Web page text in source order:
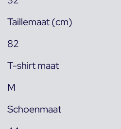
Taillemaat (cm)
82
T-shirt maat
M
Schoenmaat